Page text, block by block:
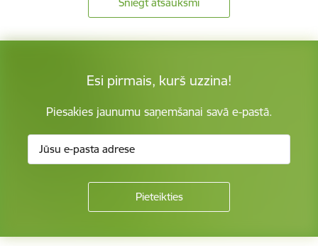
Esi pirmais, kurš uzzina!
Piesakies jaunumu saņemšanai savā e-pastā.